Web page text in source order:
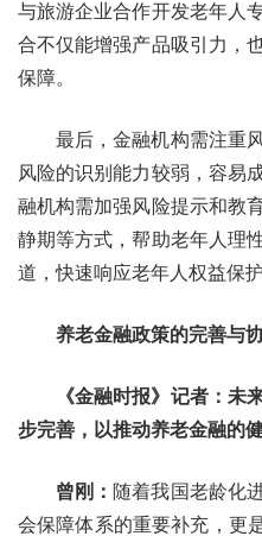
与旅游企业合作开发老年人
合不仅能增强产品吸引力，
保障。
最后，金融机构需注重
风险的识别能力较弱，容易
融机构需加强风险提示和教
静期等方式，帮助老年人理
道，快速响应老年人权益保护
养老金融政策的完善与
《金融时报》记者：未
步完善，以推动养老金融的
曾刚： 随着我国老龄化
会保障体系的重要补充，更